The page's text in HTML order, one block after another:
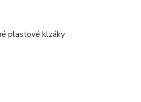
plastové klzáky